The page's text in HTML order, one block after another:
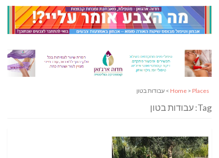
Home > Places > עבודות בטון
Tag: עבודות בטון